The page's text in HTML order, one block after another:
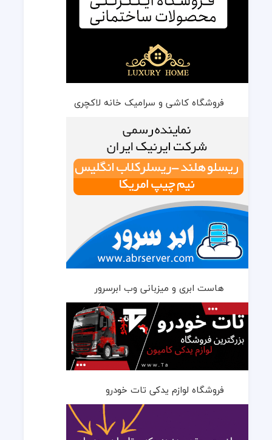
فروشگاه کاشی و سرامیک خانه لاکچری
هاست ابری و میزبانی وب ابرسرور
فروشگاه لوازم یدکی تات خودرو